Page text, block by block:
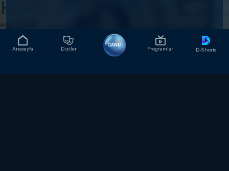
Anasayfa Diziler
CANLI
Programlar D-Shorts